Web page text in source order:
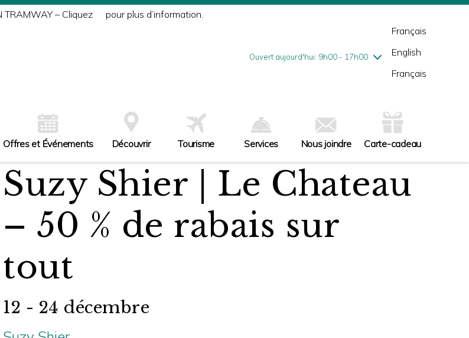
TRAMWAY – Cliquez pour plus d’information.
Ouvert aujourd'hui: 9h00 - 17h00
mardi7/28
10h00 - 18h00
vendredi7/31
10h00 - 21h00
Français
English
Français
Offres et Événements Découvrir Tourisme Services Nous joindre Carte-cadeau
Suzy Shier | Le Chateau
– 50 % de rabais sur
tout
12 - 24 décembre